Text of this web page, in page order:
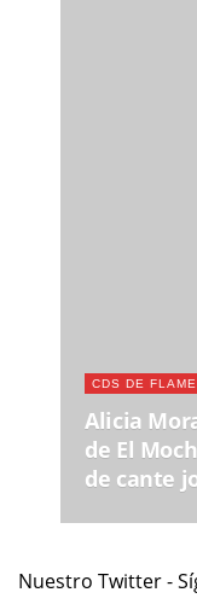
CDS DE
Alicia
de El
de cante
Nuestro Twitter -